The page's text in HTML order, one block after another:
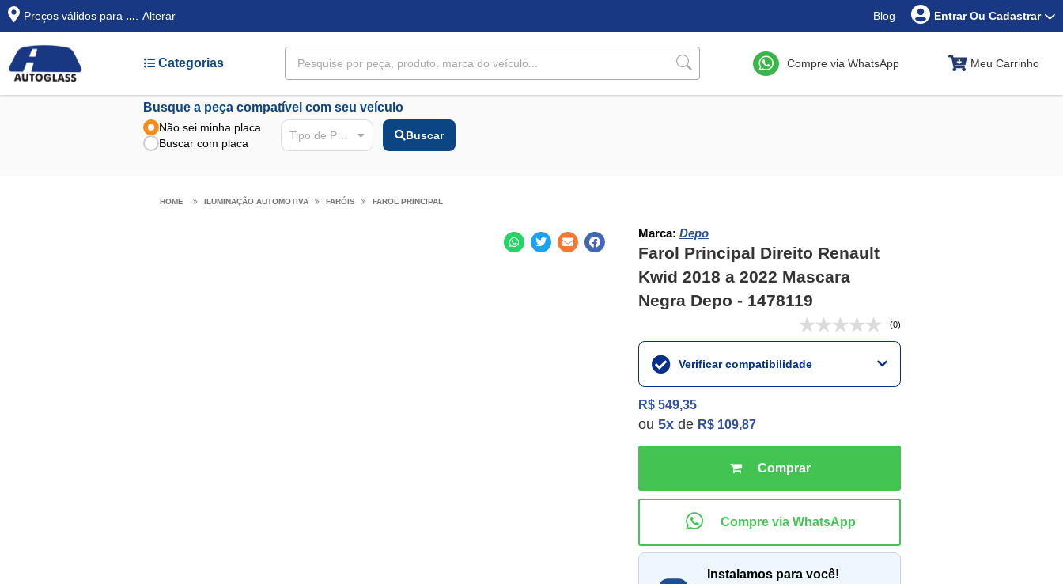
Preços válidos para ... Alterar Blog Entrar Ou Cadastrar
Categorias Compre via WhatsApp Meu Carrinho
Busque a peça compatível com seu veículo
Não sei minha placa
Buscar com placa
Tipo de Peça Buscar
ILUMINAÇÃO AUTOMOTIVA FARÓIS FAROL PRINCIPAL
Marca: Depo
Farol Principal Direito Renault
Kwid 2018 a 2022 Mascara
Negra Depo - 1478119
(0)
Verificar compatibilidade
R$ 549,35
ou5x de R$ 109,87
instalamos para você!